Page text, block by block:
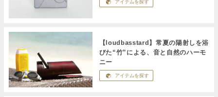
アイテムを探す
【loudbasstard】常夏の陽射しを浴
びた“竹”による、音と自然のハーモ
ニー
アイテムを探す